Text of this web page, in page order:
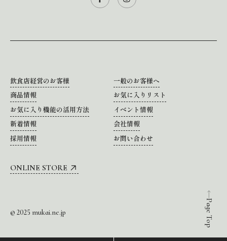
Page Top
飲食店経営のお客様
一般のお客様へ
商品情報
お気に入りリスト
お気に入り機能の活用方法
イベント情報
新着情報
会社情報
採用情報
お問い合わせ
ONLINE STORE
© 2025 mukai.ne.jp